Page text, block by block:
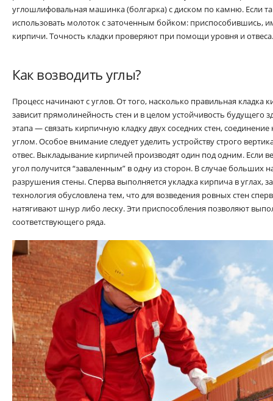
углошлифовальная машинка (болгарка) с диском по камню. Если
использовать молоток с заточенным бойком: приспособившись,
кирпичи. Точность кладки проверяют при помощи уровня и отвеса.
Как возводить углы?
Процесс начинают с углов. От того, насколько правильная кладка
зависит прямолинейность стен и в целом устойчивость будущего
этапа — связать кирпичную кладку двух соседних стен,
углом. Особое внимание следует уделить устройству строго
отвес. Выкладывание кирпичей производят один под одним. Если
угол получится “заваленным” в одну из сторон. В случае больших
разрушения стены. Сперва выполняется укладка кирпича в углах,
технология обусловлена тем, что для возведения ровных стен
натягивают шнур либо леску. Эти приспособления позволяют
соответствующего ряда.